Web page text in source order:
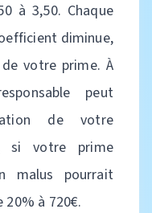
à 3,50. Chaque
diminue,
votre prime. À
peut
de votre
si votre prime
malus pourrait
à 720€.